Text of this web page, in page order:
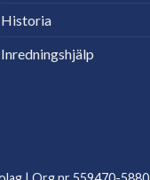
Historia
Inredningshjälp